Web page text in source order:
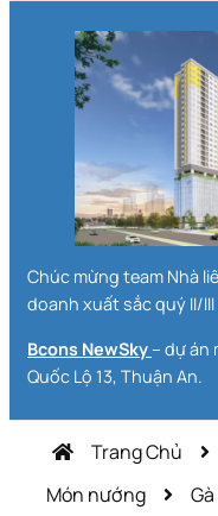
Chúc mừng team Nhà liên tiếp đạt thành tích Sàn kinh
doanh xuất sắc quý II/III
Bcons NewSky– dự án
Quốc Lộ 13, Thuận An.
Trang Chủ
Món nướng